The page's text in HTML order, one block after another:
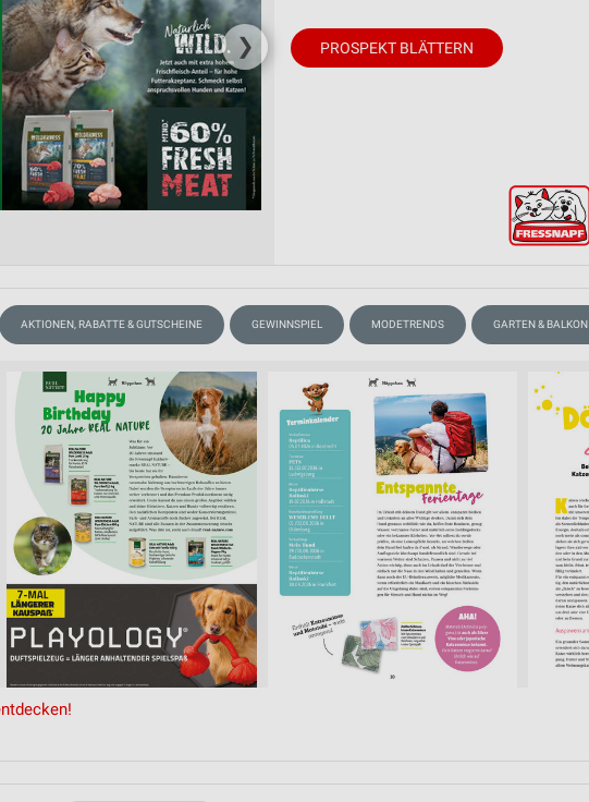
❯ PROSPEKT BLÄTTERN
AKTIONEN, RABATTE & GUTSCHEINE GEWINNSPIEL MODETRENDS GARTEN & BALKON